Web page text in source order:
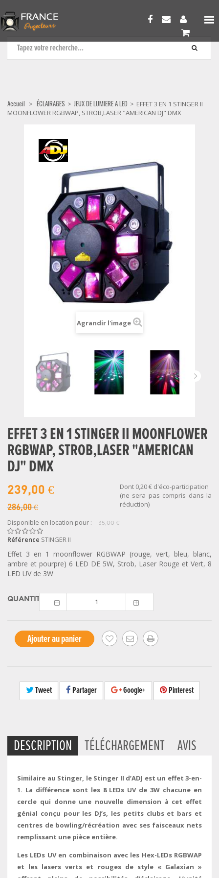
JEUX DE LUMIERE A LED
Accueil > ÉCLAIRAGES > JEUX DE LUMIERE A LED > EFFET 3 EN 1 STINGER II
MOONFLOWER RGBWAP, STROB,LASER "AMERICAN DJ" DMX
Agrandir l'image
EFFET 3 EN 1 STINGER II MOONFLOWER
RGBWAP, STROB,LASER "AMERICAN
DJ" DMX
239,00 €
286,00 €
Disponible en location pour : 35,00 €
Dont 0,20 € d'éco-participation
(ne sera pas compris dans la
réduction)
Référence STINGER II
Effet 3 en 1 moonflower RGBWAP (rouge, vert, bleu, blanc,
ambre et pourpre) 6 LED DE 5W, Strob, Laser Rouge et Vert, 8
LED UV de 3W
QUANTITÉ
Ajouter au panier
Tweet Partager Google+ Pinterest
DESCRIPTION TÉLÉCHARGEMENT AVIS
Similaire au Stinger, le Stinger II d’ADJ est un effet 3-en-
1. La différence sont les 8 LEDs UV de 3W chacune en
cercle qui donne une nouvelle dimension à cet effet
génial conçu pour les DJ’s, les petits clubs et bars et
centres de bowling/récréation avec ses faisceaux nets
remplissant une pièce entière.
Les LEDs UV en combinaison avec les Hex-LEDs RGBWAP
et les lasers verts et rouges de style « Galaxian »